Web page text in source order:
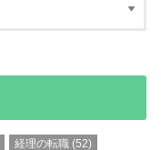
経理の転職(52)